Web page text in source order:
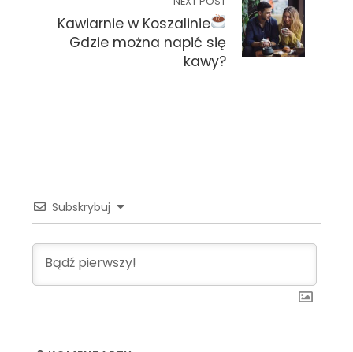
Kawiarnie w Koszalinie
Gdzie można napić się
kawy?
Subskrybuj